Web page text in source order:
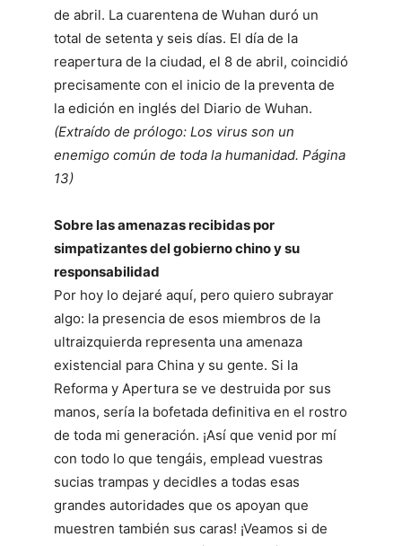
de abril. La cuarentena de Wuhan duró un
total de setenta y seis días. El día de la
reapertura de la ciudad, el 8 de abril, coincidió
precisamente con el inicio de la preventa de
la edición en inglés del Diario de Wuhan.
(Extraído de prólogo: Los virus son un
enemigo común de toda la humanidad. Página
13)
Sobre las amenazas recibidas por
simpatizantes del gobierno chino y su
responsabilidad
Por hoy lo dejaré aquí, pero quiero subrayar
algo: la presencia de esos miembros de la
ultraizquierda representa una amenaza
existencial para China y su gente. Si la
Reforma y Apertura se ve destruida por sus
manos, sería la bofetada definitiva en el rostro
de toda mi generación. ¡Así que venid por mí
con todo lo que tengáis, emplead vuestras
sucias trampas y decidles a todas esas
grandes autoridades que os apoyan que
muestren también sus caras! ¡Veamos si de